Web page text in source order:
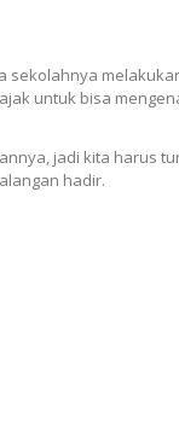
sekolahnya
untuk bisa
jadi kita harus
hadir.